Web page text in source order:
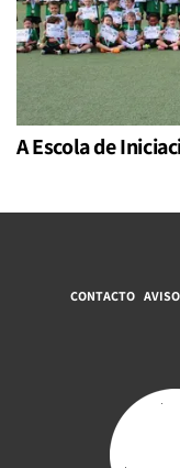
A Escola de
CONTACTO